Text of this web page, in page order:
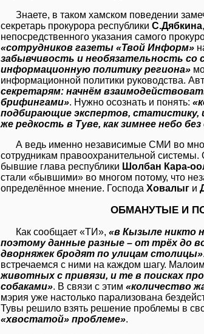
Знаете, в таком хамском поведении
секретарь прокурора республики С.Дябкина
непосредственного указания самого
«сотрудников газеты «Твой Информ»
забывчивость и необязательность
информационную политику региона»
информационной политики руководства.
секретарям: начнём
брифингами». Нужно осознать и понять:
подбирающие экспертов,
же редкость в Туве, как зимнее небо
А ведь именно независимые СМИ во
сотрудникам правоохранительной
бывшие глава республики Шолбан Кара-
стали «бывшими» во многом потому, что
определённое мнение. Господа Ховалыг и
ОБМАНУТЫЕ И
Как сообщает «ТИ», «в Кызыле никто
поэтому данные разные – от трёх до
дворняжек бродят по улицам столицы»
встречаемся с ними на каждом шагу.
животных с привязи, и те в поисках
собаками». В связи с этим «количество
мэрия уже настолько парализована
Тувы решило взять решение проблемы в
«хвостатой» проблеме».